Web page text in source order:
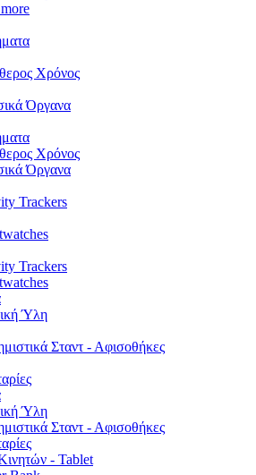
Χρόνος
Όργανα
Χρόνος
Όργανα
Trackers
Trackers
Ύλη
Σταντ - Αφισοθήκες
Ύλη
Σταντ - Αφισοθήκες
- Tablet